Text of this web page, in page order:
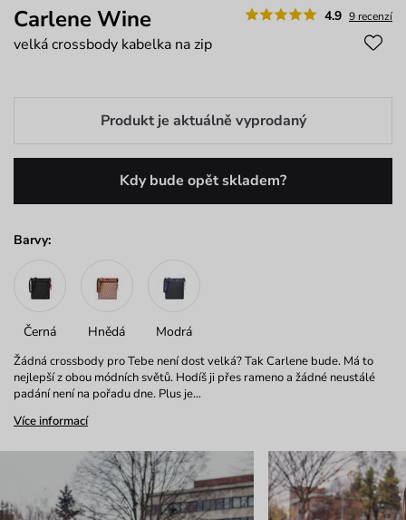
4.9 9 recenzí
Carlene Wine
velká crossbody kabelka na zip
Produkt je aktuálně vyprodaný
Kdy bude opět skladem?
Barvy:
Černá Hnědá Modrá
Žádná crossbody pro Tebe není dost velká? Tak Carlene bude. Má to
nejlepší z obou módních světů. Hodíš ji přes rameno a žádné neustálé
padání není na pořadu dne. Plus je…
Více informací